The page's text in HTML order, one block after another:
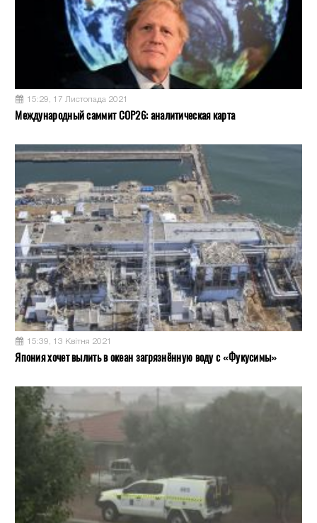
15:29, 17 Листопада 2021
Международный саммит COP26: аналитическая карта
15:39, 13 Квітня 2021
Япония хочет вылить в океан загрязнённую воду с «Фукусимы»